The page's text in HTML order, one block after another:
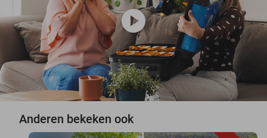
play_circle
Anderen bekeken ook